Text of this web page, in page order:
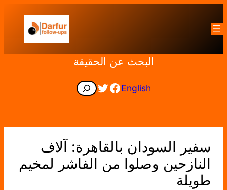
إلى
المحتوى
البحث عن الحقيقة
English
Facebook
Twitter
Search
سفير السودان بالقاهرة: آلاف
النازحين وصلوا من الفاشر لمخيم
طويلة